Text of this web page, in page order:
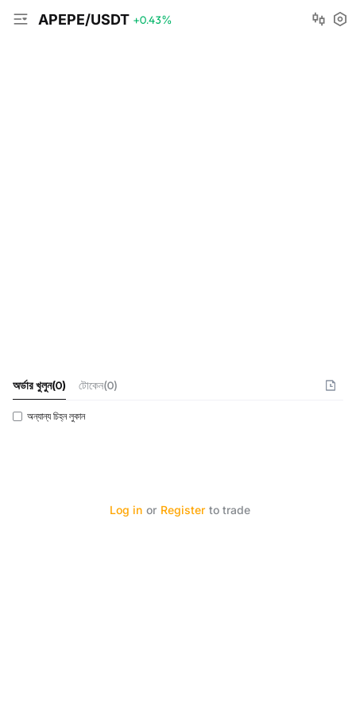
APEPE/USDT +0.43%
অর্ডার খুলুন(0) টোকেন(0)
অন্যান্য চিহ্ন লুকান
Log in or Register to trade